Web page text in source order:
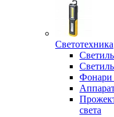
Светотехника
Фонари
света